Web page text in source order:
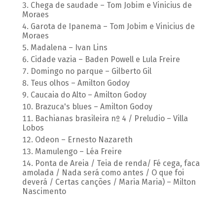
Chega de saudade – Tom Jobim e Vinicius de
Moraes
Garota de Ipanema – Tom Jobim e Vinicius de
Moraes
Madalena – Ivan Lins
Cidade vazia – Baden Powell e Lula Freire
Domingo no parque – Gilberto Gil
Teus olhos – Amilton Godoy
Caucaia do Alto – Amilton Godoy
Brazuca's blues – Amilton Godoy
Bachianas brasileira nº 4 / Preludio – Villa
Lobos
Odeon – Ernesto Nazareth
Mamulengo – Léa Freire
Ponta de Areia / Teia de renda/ Fé cega, faca
amolada / Nada será como antes / O que foi
deverá / Certas canções / Maria Maria) – Milton
Nascimento